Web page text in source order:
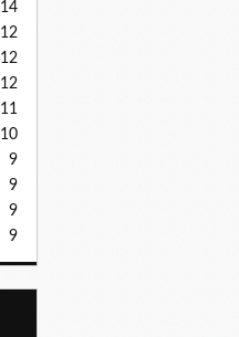
14
12
12
12
11
10
9
9
9
9